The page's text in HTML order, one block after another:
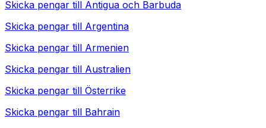
Skicka pengar till Antigua och Barbuda
Skicka pengar till Argentina
Skicka pengar till Armenien
Skicka pengar till Australien
Skicka pengar till Österrike
Skicka pengar till Bahrain